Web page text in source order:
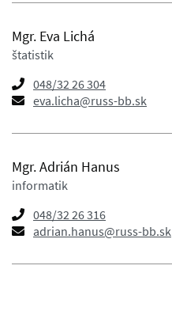
Mgr. Eva Lichá
štatistik
048/32 26 304
eva.licha@russ-bb.sk
Mgr. Adrián Hanus
informatik
048/32 26 316
adrian.hanus@russ-bb.sk